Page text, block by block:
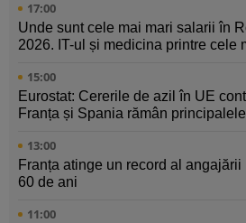
17:00
Unde sunt cele mai mari salarii în
2026. IT-ul și medicina printre cele
15:00
Eurostat: Cererile de azil în UE
Franța și Spania rămân
13:00
Franța atinge un record al
60 de ani
11:00